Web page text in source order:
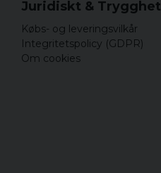
Juridiskt & Trygghet
Købs- og leveringsvilkår
Integritetspolicy (GDPR)
Om cookies